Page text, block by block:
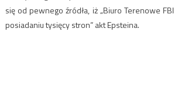
się od pewnego źródła, iż „Biuro Terenowe
posiadaniu tysięcy stron” akt Epsteina.